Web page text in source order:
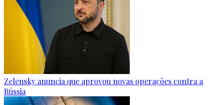
Zelensky anuncia que aprovou novas operações contra a
Rússia